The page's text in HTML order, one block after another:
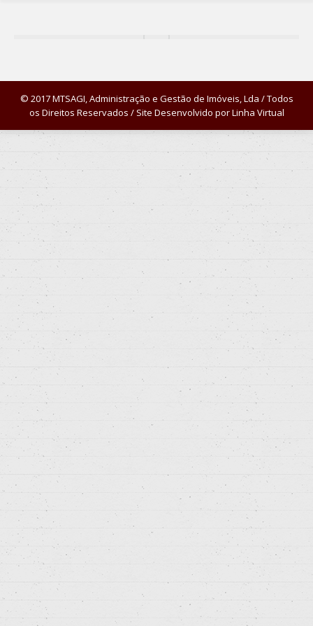
© 2017 MTSAGI, Administração e Gestão de Imóveis, Lda / Todos
os Direitos Reservados / Site Desenvolvido porLinha Virtual